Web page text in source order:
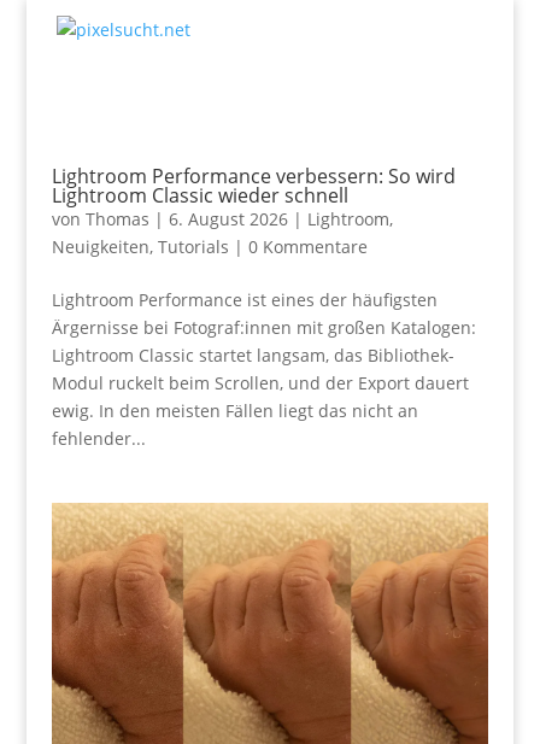
Lightroom Performance verbessern: So wird
Lightroom Classic wieder schnell
von Thomas | 6. August 2026| Lightroom,
Neuigkeiten, Tutorials | 0 Kommentare
Lightroom Performance ist eines der häufigsten
Ärgernisse bei Fotograf:innen mit großen Katalogen:
Lightroom Classic startet langsam, das Bibliothek-
Modul ruckelt beim Scrollen, und der Export dauert
ewig. In den meisten Fällen liegt das nicht an
fehlender...